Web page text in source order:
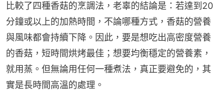
比較了四種香菇的烹調法，老辜的結論是：若達到20
分鐘或以上的加熱時間，不論哪種方式，香菇的營養
與風味都會持續下降。因此，要是想吃出高密度營養
的香菇，短時間烘烤最佳；想要均衡穩定的營養素，
就用蒸。但無論用任何一種煮法，真正要避免的，其
實是長時間高溫的處理。